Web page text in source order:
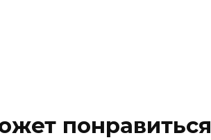
понравиться